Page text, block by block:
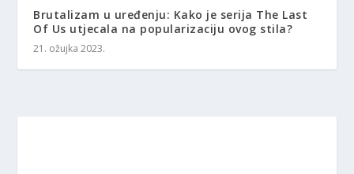
Brutalizam u uređenju: Kako je serija The Last
Of Us utjecala na popularizaciju ovog stila?
21. ožujka 2023.